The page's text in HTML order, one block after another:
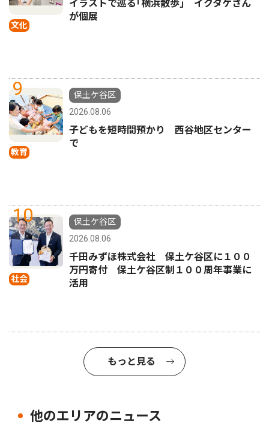
文化
イラストで巡る｢横浜散歩｣ イクタケさん
が個展
9
教育
保土ケ谷区
2026.08.06
子どもを短時間預かり 西谷地区センター
で
10
社会
保土ケ谷区
2026.08.06
千田みずほ株式会社 保土ケ谷区に１００
万円寄付 保土ケ谷区制１００周年事業に
活用
もっと見る
他のエリアのニュース